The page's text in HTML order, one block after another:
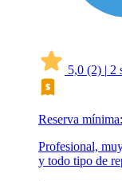
5,0 (2) | 2
Reserva
Profesional,
y todo tipo de